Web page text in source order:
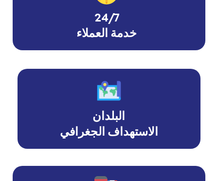
24/7
خدمة العملاء
البلدان
الاستهداف الجغرافي